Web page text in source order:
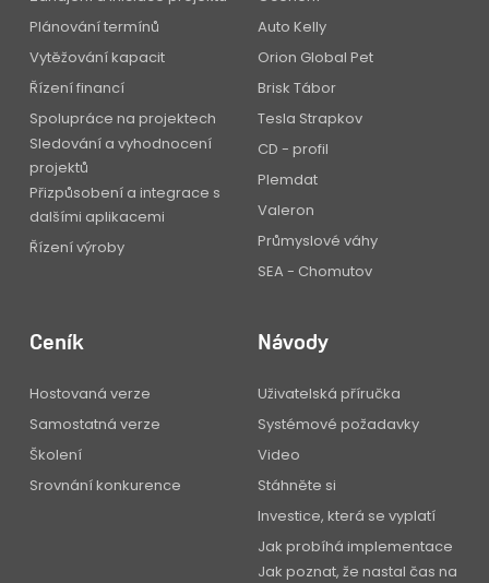
Plánování termínů
Vytěžování kapacit
Řízení financí
Spolupráce na projektech
Sledování a vyhodnocení
projektů
Přizpůsobení a integrace s
dalšími aplikacemi
Řízení výroby
Auto Kelly
Orion Global Pet
Brisk Tábor
Tesla Strapkov
CD - profil
Plemdat
Valeron
Průmyslové váhy
SEA - Chomutov
Ceník
Hostovaná verze
Samostatná verze
Školení
Srovnání konkurence
Návody
Uživatelská příručka
Systémové požadavky
Video
Stáhněte si
Investice, která se vyplatí
Jak probíhá implementace
Jak poznat, že nastal čas na